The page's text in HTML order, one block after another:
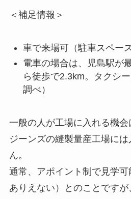
＜補足情報＞
車で来場可（駐車スペー
電車の場合は、児島駅が
ら徒歩で2.3km。タクシ
調べ）
一般の人が工場に入れる機会
ジーンズの縫製量産工場に
ん。
通常、アポイント制で見学
ありえない）とのことです